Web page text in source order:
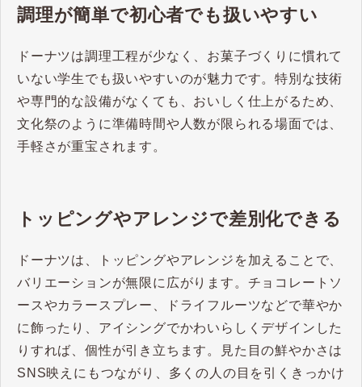
調理が簡単で初心者でも扱いやすい
ドーナツは調理工程が少なく、お菓子づくりに慣れて
いない学生でも扱いやすいのが魅力です。特別な技術
や専門的な設備がなくても、おいしく仕上がるため、
文化祭のように準備時間や人数が限られる場面では、
手軽さが重宝されます。
トッピングやアレンジで差別化できる
ドーナツは、トッピングやアレンジを加えることで、
バリエーションが無限に広がります。チョコレートソ
ースやカラースプレー、ドライフルーツなどで華やか
に飾ったり、アイシングでかわいらしくデザインした
りすれば、個性が引き立ちます。見た目の鮮やかさは
SNS映えにもつながり、多くの人の目を引くきっかけ